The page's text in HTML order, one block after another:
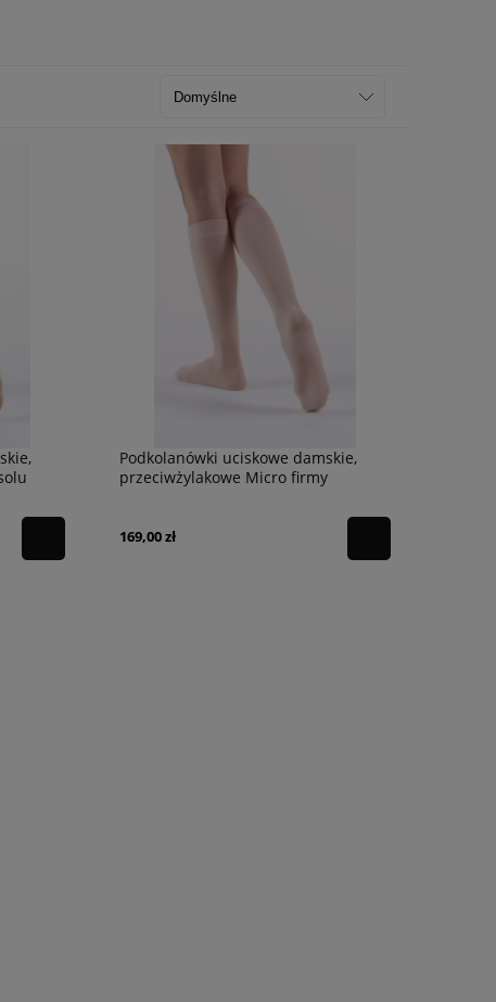
Podkolanówki uciskowe damskie,
przeciwżylakowe Micro firmy
169,00 zł